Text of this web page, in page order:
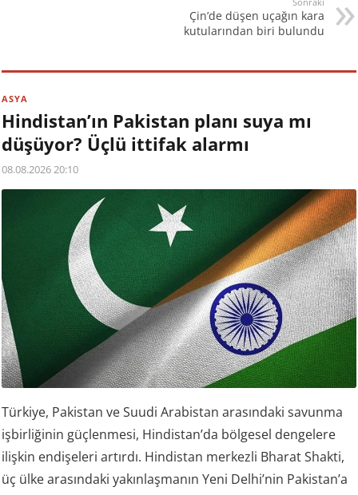
Çin’de düşen uçağın kara
kutularından biri bulundu
ASYA
Hindistan’ın Pakistan planı suya mı
düşüyor? Üçlü ittifak alarmı
08.08.2026 20:10
Türkiye, Pakistan ve Suudi Arabistan arasındaki savunma
işbirliğinin güçlenmesi, Hindistan’da bölgesel dengelere
ilişkin endişeleri artırdı. Hindistan merkezli Bharat Shakti,
üç ülke arasındaki yakınlaşmanın Yeni Delhi’nin Pakistan’a